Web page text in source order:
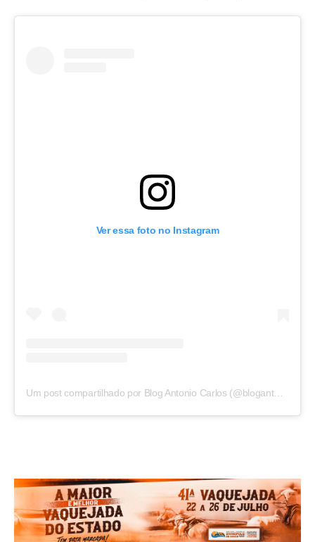
Ver essa foto no Instagram
Um post compartilhado por Blog Antonio Carlos (@blogantoniocarlos)